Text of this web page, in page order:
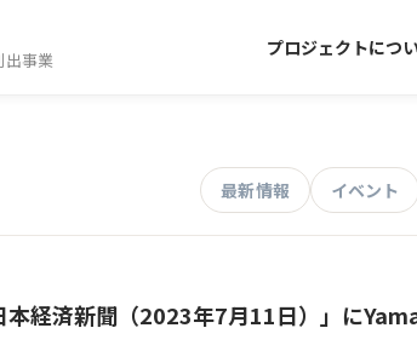
事業
プロジェクトにつ
最新情報 イベント
本経済新聞（2023年7月11日）」に